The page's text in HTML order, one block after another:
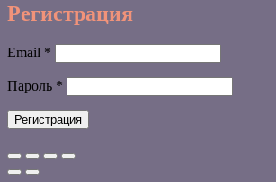
Регистрация
Email *
Пароль *
Регистрация